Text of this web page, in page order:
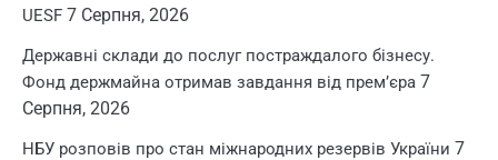
UESF 7 Серпня, 2026
Державні склади до послуг постраждалого бізнесу.
Фонд держмайна отримав завдання від прем’єра 7
Серпня, 2026
НБУ розповів про стан міжнародних резервів України 7